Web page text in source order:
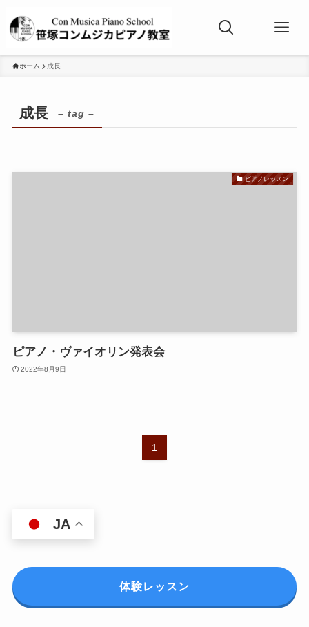
ホーム 成長
成長 – tag –
ピアノレッスン
ピアノ・ヴァイオリン発表会
2022年8月9日
1
JA
体験レッスン